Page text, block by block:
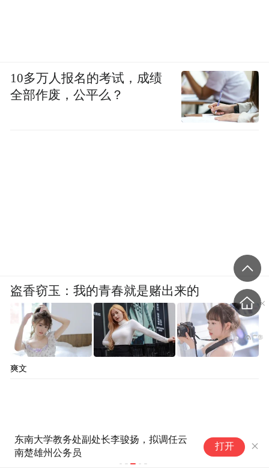
周末打虎！退休1年后，宋致远
被查
打开
10多万人报名的考试，成绩
全部作废，公平么？
盗香窃玉：我的青春就是赌出来的
爽文